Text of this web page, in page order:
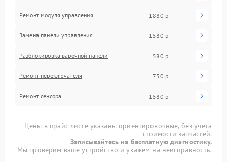
Ремонт модуля управления 1880 р
Замена панели управления 1580 р
Разблокировка варочной панели 580 р
Ремонт переключателя 730 р
Ремонт сенсора 1580 р
Цены в прайс-листе указаны ориентировочные, без учета
стоимости запчастей.
Записывайтесь на бесплатную диагностику.
Мы проверим ваше устройство и укажем на неисправность.